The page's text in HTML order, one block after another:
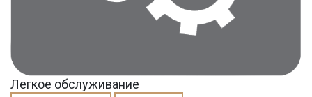
Легкое обслуживание